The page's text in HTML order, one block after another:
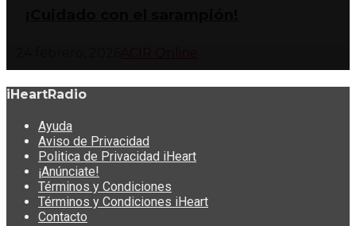
iHeartRadio
Ayuda
Aviso de Privacidad
Politica de Privacidad iHeart
¡Anúnciate!
Términos y Condiciones
Términos y Condiciones iHeart
Contacto